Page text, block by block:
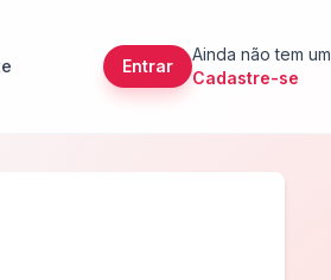
Entrar
Ainda não tem
Cadastre-se